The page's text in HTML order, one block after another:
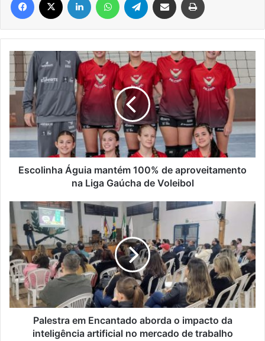
Escolinha
Águia
mantém
100%
aproveitamento
na
Liga
Gaúcha
Escolinha Águia mantém 100% de aproveitamento
na Liga Gaúcha de Voleibol
Palestra
em
Encantado
aborda
o
impacto
da
inteligência
artificial
mercado
Palestra em Encantado aborda o impacto da
inteligência artificial no mercado de trabalho